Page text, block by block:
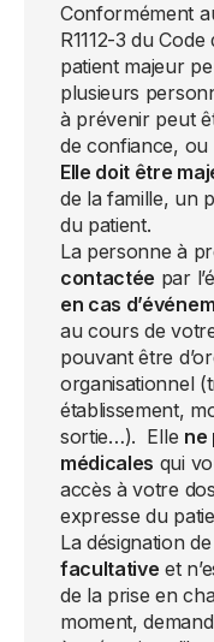
Conformément
R1112-3 du
patient majeur
plusieurs
à prévenir peut
de confiance,
Elle doit être
de la famille, un
du patient.
La personne à
contactée par
en cas
au cours de votre
pouvant être
organisationnel
établissement,
sortie…). Elle ne
médicales qui
accès à votre
expresse du
La désignation
facultative et
de la prise en
moment,